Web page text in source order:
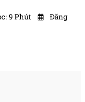
9 Phút
Đăng